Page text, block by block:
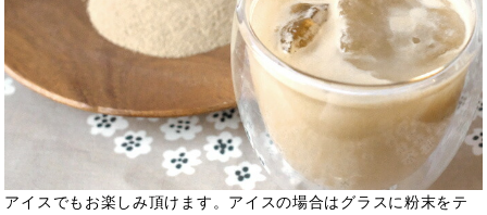
アイスでもお楽しみ頂けます。アイスの場合はグラスに粉末をテ